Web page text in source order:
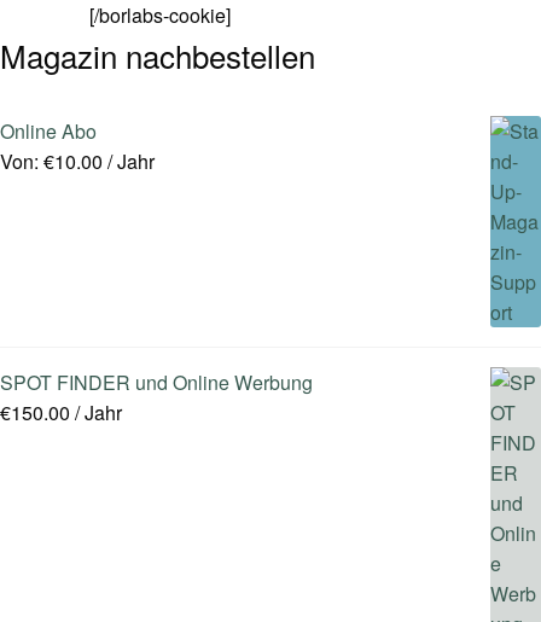
[/borlabs-cookie]
Magazin nachbestellen
Online Abo
Von: €10.00 / Jahr
SPOT FINDER und Online Werbung
€150.00 / Jahr